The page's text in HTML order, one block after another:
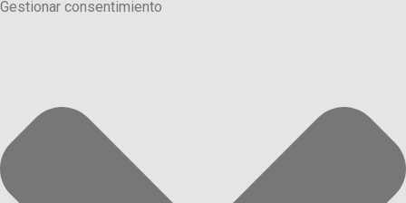
Gestionar consentimiento